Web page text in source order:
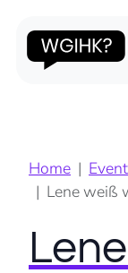
Diese
Home
Lene weiß